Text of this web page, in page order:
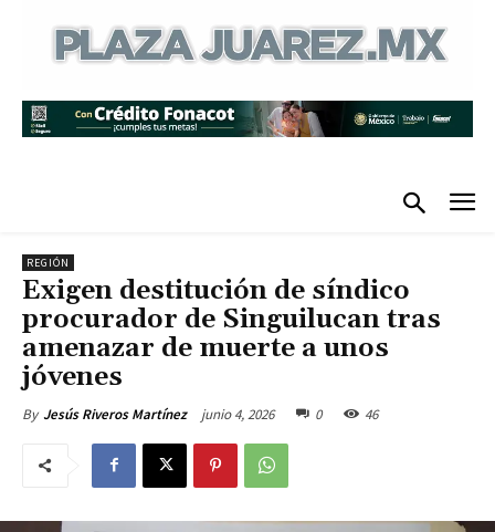
REGIÓN
Exigen destitución de síndico
procurador de Singuilucan tras
amenazar de muerte a unos
jóvenes
By Jesús Riveros Martínez junio 4, 2026 0 46